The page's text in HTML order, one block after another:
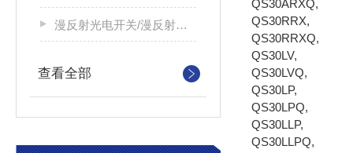
漫反射光电开关/漫反射光电传感器
查看全部
QS30ARXQ,
QS30RRX,
QS30RRXQ,
QS30LV,
QS30LVQ,
QS30LP,
QS30LPQ,
QS30LLP,
QS30LLPQ,